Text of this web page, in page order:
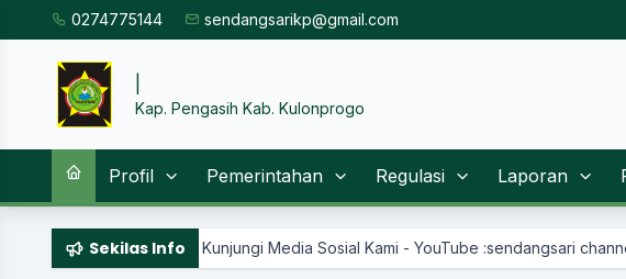
0274775144 sendangsarikp@gmail.com
Kap. Pengasih Kab. Kulonprogo
Profil Pemerintahan Regulasi Laporan
Sekilas Info
|| Kunjungi Media Sosial Kami - YouTube :sendangsari channel - Instagram :